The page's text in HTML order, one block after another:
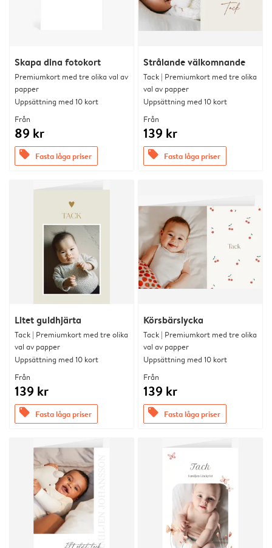
Skapa dina fotokort
Premiumkort med tre olika val av
papper
Uppsättning med 10 kort
Från
89 kr
offers Fasta låga priser
Strålande välkomnande
Tack | Premiumkort med tre olika
val av papper
Uppsättning med 10 kort
Från
139 kr
offers Fasta låga priser
Litet guldhjärta
Tack | Premiumkort med tre olika
val av papper
Uppsättning med 10 kort
Från
139 kr
offers Fasta låga priser
Körsbärslycka
Tack | Premiumkort med tre olika
val av papper
Uppsättning med 10 kort
Från
139 kr
offers Fasta låga priser